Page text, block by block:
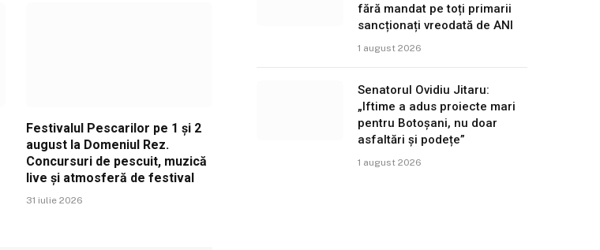
Festivalul Pescarilor pe 1 și 2
august la Domeniul Rez.
Concursuri de pescuit, muzică
live și atmosferă de festival
31 iulie 2026
fără mandat pe toți primarii
sancționați vreodată de ANI
1 august 2026
Senatorul Ovidiu Jitaru:
„Iftime a adus proiecte mari
pentru Botoșani, nu doar
asfaltări și podețe”
1 august 2026